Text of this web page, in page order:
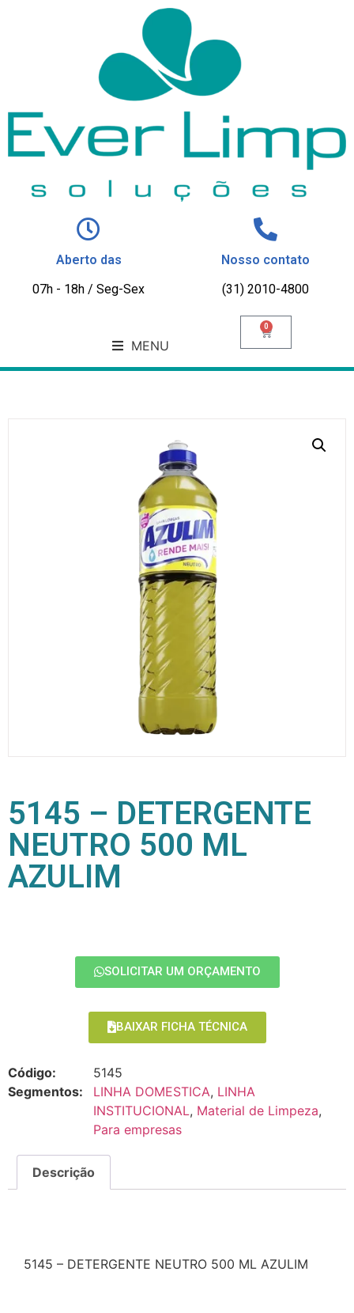
Aberto das
07h - 18h / Seg-Sex
Nosso contato
(31) 2010-4800
MENU
0
5145 – DETERGENTE
NEUTRO 500 ML
AZULIM
SOLICITAR UM ORÇAMENTO
BAIXAR FICHA TÉCNICA
Código:
5145
Segmentos:
LINHA DOMESTICA, LINHA
INSTITUCIONAL, Material de Limpeza,
Para empresas
Descrição
5145 – DETERGENTE NEUTRO 500 ML AZULIM